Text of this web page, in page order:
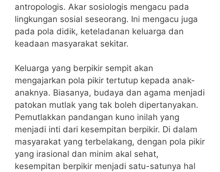
antropologis. Akar sosiologis mengacu pada
lingkungan sosial seseorang. Ini mengacu juga
pada pola didik, keteladanan keluarga dan
keadaan masyarakat sekitar.
Keluarga yang berpikir sempit akan
mengajarkan pola pikir tertutup kepada anak-
anaknya. Biasanya, budaya dan agama menjadi
patokan mutlak yang tak boleh dipertanyakan.
Pemutlakkan pandangan kuno inilah yang
menjadi inti dari kesempitan berpikir. Di dalam
masyarakat yang terbelakang, dengan pola pikir
yang irasional dan minim akal sehat,
kesempitan berpikir menjadi satu-satunya hal